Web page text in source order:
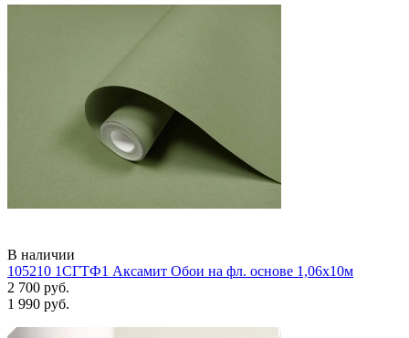
В наличии
105210 1СГТФ1 Аксамит Обои на фл. основе 1,06х10м
2 700 руб.
1 990 руб.